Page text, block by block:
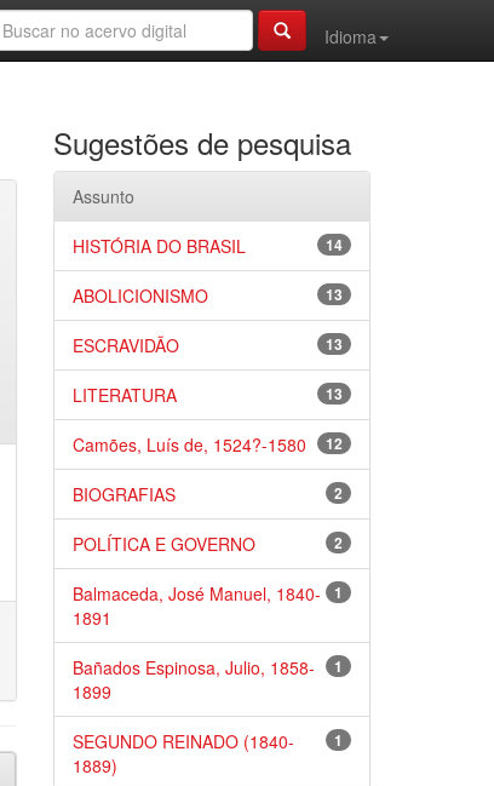
Idioma
Sugestões de pesquisa
Assunto
14
HISTÓRIA DO BRASIL
13
ABOLICIONISMO
13
ESCRAVIDÃO
13
LITERATURA
12
Camões, Luís de, 1524?-1580
2
BIOGRAFIAS
2
POLÍTICA E GOVERNO
1
Balmaceda, José Manuel, 1840-
1891
1
Bañados Espinosa, Julio, 1858-
1899
1
SEGUNDO REINADO (1840-
1889)